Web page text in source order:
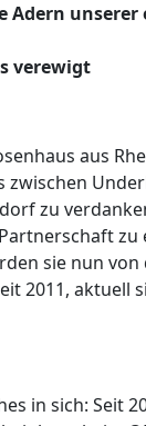
Adern
verewigt
aus
zu
zu
sie nun
2011,
in sich: Seit